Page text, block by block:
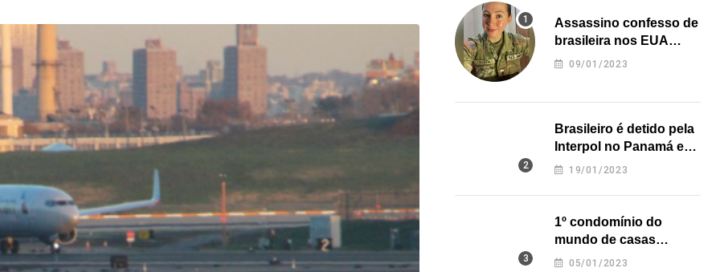
Assassino confesso de
brasileira nos EUA
revela onde deixou o
09/01/2023
Brasileiro é detido pela
Interpol no Panamá e
pode pegar prisão
19/01/2023
1º condomínio do
mundo de casas
impressas em 3D é
05/01/2023